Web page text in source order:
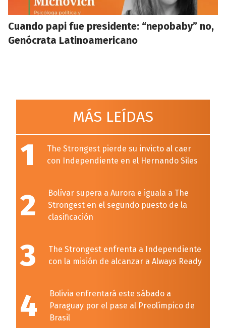
Cuando papi fue presidente: “nepobaby” no,
Genócrata Latinoamericano
MÁS LEÍDAS
1
The Strongest pierde su invicto al caer
con Independiente en el Hernando Siles
2
Bolívar supera a Aurora e iguala a The
Strongest en el segundo puesto de la
clasificación
3
The Strongest enfrenta a Independiente
con la misión de alcanzar a Always Ready
4
Bolivia enfrentará este sábado a
Paraguay por el pase al Preolímpico de
Brasil